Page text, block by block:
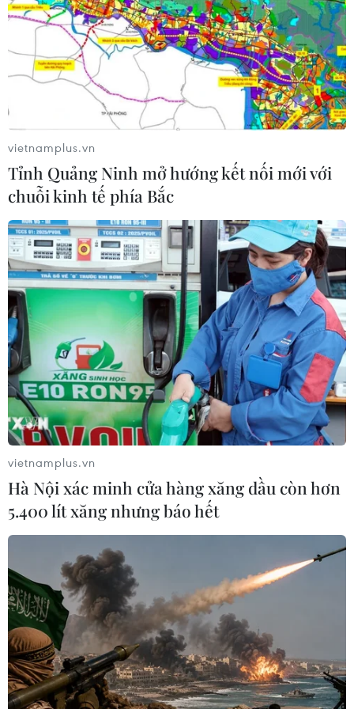
TIN CÙNG CHUYÊN MỤC
Ngoại giao khoa học công nghệ: Khi
ngoại giao được trao sứ mệnh mới
vietnamplus.vn
Tỉnh Quảng Ninh mở hướng kết nối mới với
chuỗi kinh tế phía Bắc
vietnamplus.vn
Hà Nội xác minh cửa hàng xăng dầu còn hơn
5.400 lít xăng nhưng báo hết